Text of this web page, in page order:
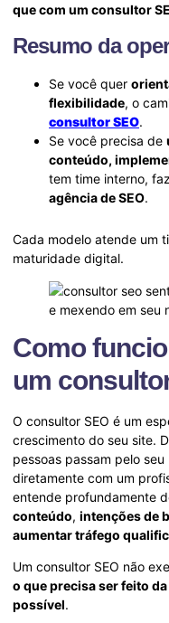
que com um consultor
Resumo da
Se você quer
flexibilidade, o
consultor SEO.
Se você precisa de
conteúdo,
tem time interno,
agência de SEO.
Cada modelo atende um
maturidade digital.
Como
um
O consultor SEO é um
crescimento do seu site.
pessoas passam pelo
diretamente com um
entende profundamente
conteúdo, intenções de
aumentar tráfego
Um consultor SEO não
o que precisa ser feito
possível.